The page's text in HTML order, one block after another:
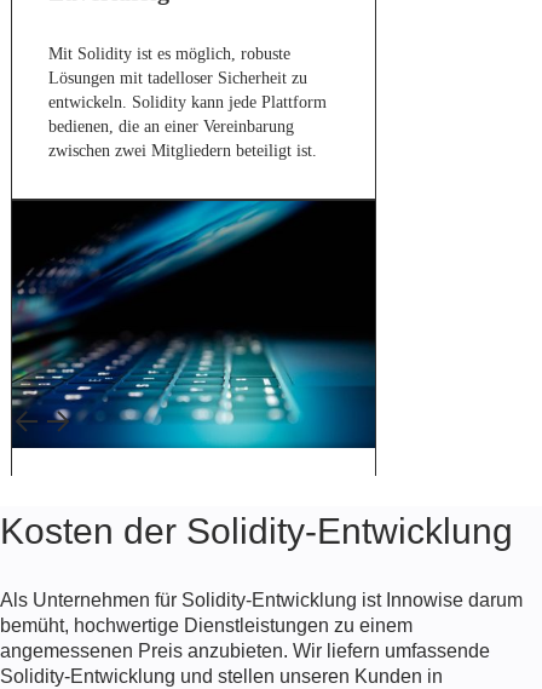
Mit Solidity ist es möglich, robuste
Lösungen mit tadelloser Sicherheit zu
entwickeln. Solidity kann jede Plattform
bedienen, die an einer Vereinbarung
zwischen zwei Mitgliedern beteiligt ist.
Anwendungszwecken verwendet werden –
von der Zahlungsabwicklung bis zum
Sicherheitsmanagement.
Kosten der Solidity-Entwicklung
Als Unternehmen für Solidity-Entwicklung ist Innowise darum
bemüht, hochwertige Dienstleistungen zu einem
angemessenen Preis anzubieten. Wir liefern umfassende
Solidity-Entwicklung und stellen unseren Kunden in